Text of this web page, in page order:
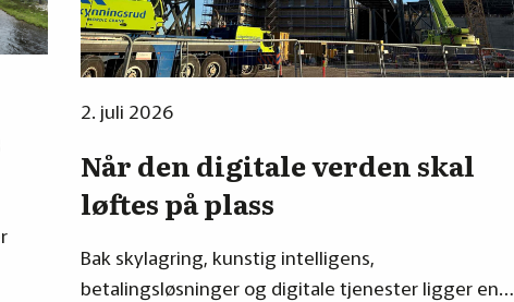
2. juli 2026
Når den digitale verden skal
løftes på plass
Bak skylagring, kunstig intelligens,
betalingsløsninger og digitale tjenester ligger en…